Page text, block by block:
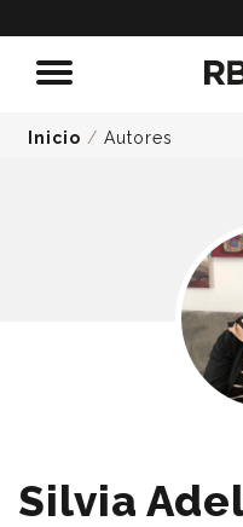
Inicio / Autores
Silvia